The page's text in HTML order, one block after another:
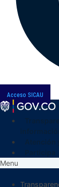
Acceso SICAU
Menu